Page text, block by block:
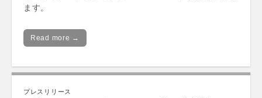
ます。
Read more →
プレスリリース